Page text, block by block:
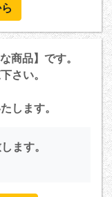
商品】です。
さい。
します。
ます。